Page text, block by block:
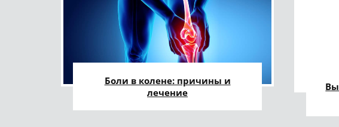
Боли в колене: причины и
лечение